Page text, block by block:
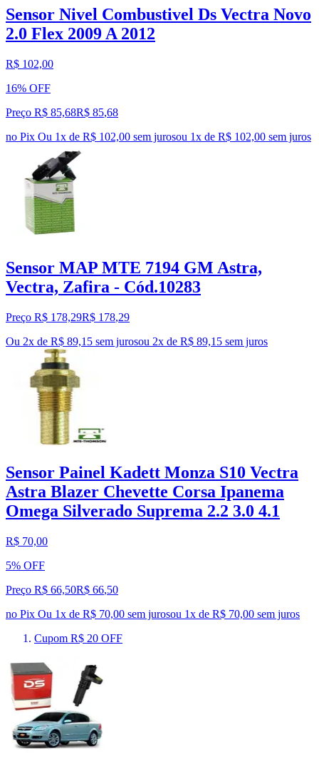
Sensor Nivel Combustivel Ds Vectra Novo
2.0 Flex 2009 A 2012
R$ 102,00
16% OFF
Preço R$ 85,68R$ 85,68
no Pix Ou 1x de R$ 102,00 sem jurosou 1x de R$ 102,00 sem juros
Sensor MAP MTE 7194 GM Astra,
Vectra, Zafira - Cód.10283
Preço R$ 178,29R$ 178,29
Ou 2x de R$ 89,15 sem jurosou 2x de R$ 89,15 sem juros
Sensor Painel Kadett Monza S10 Vectra
Astra Blazer Chevette Corsa Ipanema
Omega Silverado Suprema 2.2 3.0 4.1
R$ 70,00
5% OFF
Preço R$ 66,50R$ 66,50
no Pix Ou 1x de R$ 70,00 sem jurosou 1x de R$ 70,00 sem juros
Cupom R$ 20 OFF